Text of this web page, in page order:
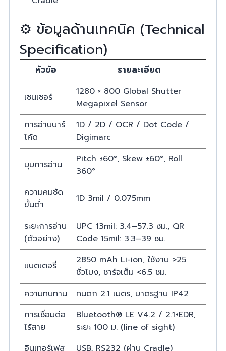
⚙️ ข้อมูลด้านเทคนิค (Technical
Specification)
หัวข้อ รายละเอียด
เซนเซอร์
1280 × 800 Global Shutter
Megapixel Sensor
การอ่านบาร์
โค้ด
1D / 2D / OCR / Dot Code /
Digimarc
มุมการอ่าน
Pitch ±60°, Skew ±60°, Roll
360°
ความคมชัด
ขั้นต่ำ
1D 3mil / 0.075mm
ระยะการอ่าน
(ตัวอย่าง)
UPC 13mil: 3.4–57.3 ซม., QR
Code 15mil: 3.3–39 ซม.
แบตเตอรี่
2850 mAh Li-ion, ใช้งาน >25
ชั่วโมง, ชาร์จเต็ม <6.5 ชม.
ความทนทาน
ทนตก 2.1 เมตร, มาตรฐาน IP42
การเชื่อมต่อ
ไร้สาย
Bluetooth® LE V4.2 / 2.1+EDR,
ระยะ 100 ม. (line of sight)
อินเทอร์เฟส
USB, RS232 (ผ่าน Cradle)